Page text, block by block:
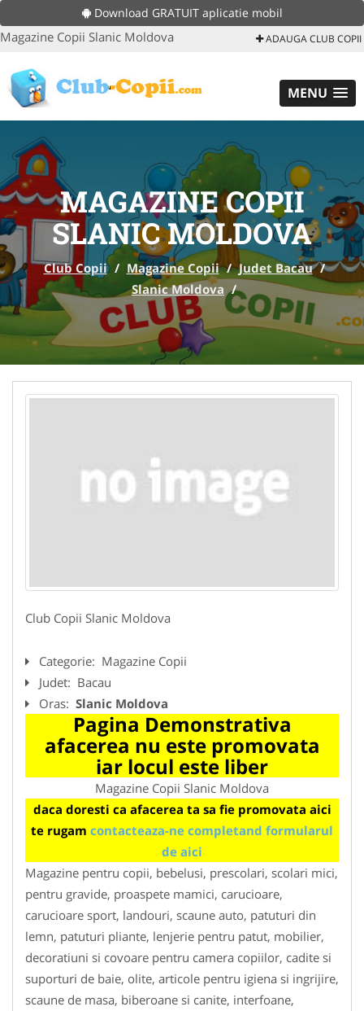
Download GRATUIT aplicatie mobil
Magazine Copii Slanic Moldova ADAUGA CLUB COPII
MENU
MAGAZINE COPII
SLANIC MOLDOVA
Club Copii / Magazine Copii / Judet Bacau /
Slanic Moldova /
Club Copii Slanic Moldova
Categorie: Magazine Copii
Judet: Bacau
Oras: Slanic Moldova
Pagina Demonstrativa
afacerea nu este promovata
iar locul este liber
Magazine Copii Slanic Moldova
daca doresti ca afacerea ta sa fie promovata aici
te rugam contacteaza-ne completand formularul
de aici
Magazine pentru copii, bebelusi, prescolari, scolari mici,
pentru gravide, proaspete mamici, carucioare,
carucioare sport, landouri, scaune auto, patuturi din
lemn, patuturi pliante, lenjerie pentru patut, mobilier,
decoratiuni si covoare pentru camera copiilor, cadite si
suporturi de baie, olite, articole pentru igiena si ingrijire,
scaune de masa, biberoane si canite, interfoane,